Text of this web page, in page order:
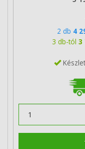
2 db 4
3 db-tól 3